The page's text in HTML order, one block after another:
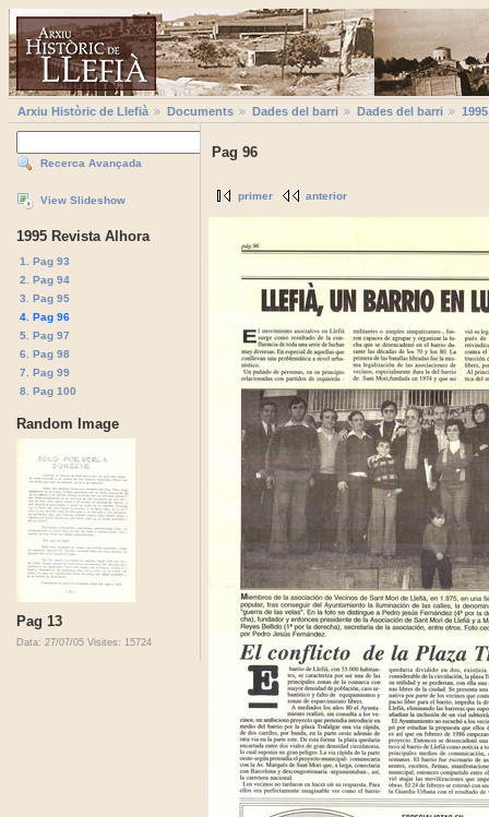
Arxiu Històric de Llefià Documents Dades del barri Dades del barri
Recerca Avançada
View Slideshow
1995 Revista Alhora
1. Pag 93
2. Pag 94
3. Pag 95
4. Pag 96
5. Pag 97
6. Pag 98
7. Pag 99
8. Pag 100
Random Image
Pag 13
Data: 27/07/05 Visites: 15724
Pag 96
primer anterior